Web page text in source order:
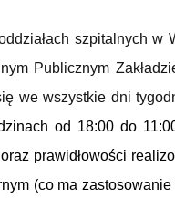
szpitalnych w
Publicznym
we wszystkie dni
od 18:00 do
prawidłowości
(co ma